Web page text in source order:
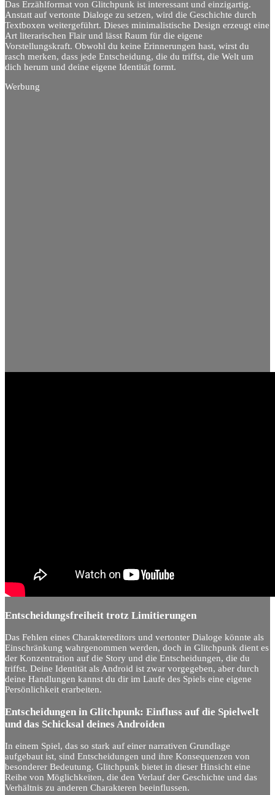
Das Erzählformat von Glitchpunk ist interessant und einzigartig.
Anstatt auf vertonte Dialoge zu setzen, wird die Geschichte durch
Textboxen weitergeführt. Dieses minimalistische Design erzeugt eine
Art literarischen Flair und lässt Raum für die eigene
Vorstellungskraft. Obwohl du keine Erinnerungen hast, wirst du
rasch merken, dass jede Entscheidung, die du triffst, die Welt um
dich herum und deine eigene Identität formt.
Werbung
Entscheidungsfreiheit trotz Limitierungen
Das Fehlen eines Charaktereditors und vertonter Dialoge könnte als
Einschränkung wahrgenommen werden, doch in Glitchpunk dient es
der Konzentration auf die Story und die Entscheidungen, die du
triffst. Deine Identität als Android ist zwar vorgegeben, aber durch
deine Handlungen kannst du dir im Laufe des Spiels eine eigene
Persönlichkeit erarbeiten.
Entscheidungen in Glitchpunk: Einfluss auf die Spielwelt
und das Schicksal deines Androiden
In einem Spiel, das so stark auf einer narrativen Grundlage
aufgebaut ist, sind Entscheidungen und ihre Konsequenzen von
besonderer Bedeutung. Glitchpunk bietet in dieser Hinsicht eine
Reihe von Möglichkeiten, die den Verlauf der Geschichte und das
Verhältnis zu anderen Charakteren beeinflussen.